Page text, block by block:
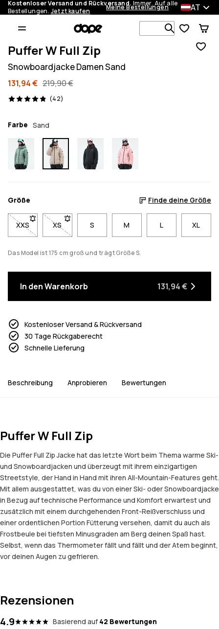
Kostenloser Versand und Rückversand. Immer. Auf alle
Bestellungen. Jetzt kaufen Meine Bestellungen AT
Puffer W Full Zip
Snowboardjacke Damen Sand
131,94 € 219,90 €
(42)
42 Reviews, 4.9/5
Farbe Sand
Größe Finde deine Größe
XXS- Größe XXS nicht verfügbar. Klicke, um benachrichtigt zu
XS- Größe XS nicht verfügbar. Klicke, um
S M L XL
Das Model ist 175 cm groß und trägt Größe S.
In den Warenkorb 131,94 €
Kostenloser Versand & Rückversand
30 Tage Rückgaberecht
Schnelle Lieferung
Beschreibung Anprobieren Bewertungen
Puffer W Full Zip
Die Puffer Full Zip Jacke hat das letzte Wort beim Thema warme Ski-
und Snowboardjacken und überzeugt mit ihrem einzigartigen
Streetstyle, der Hand in Hand mit ihren All-Mountain-Features geht.
Mit allem ausgestattet, was du von einer Ski- oder Snowboardjacke
in Bezug auf technische Performance und Komfort erwartest und
zusätzlich mit einem durchgehenden Front-Reißverschluss und
einer ordentlichen Portion Fütterung versehen, damit du auch als
Frostbeule bei tiefsten Minusgraden am Berg deinen Spaß hast.
Selbst, wenn das Thermometer fällt und fällt und der Atem beginnt,
vor deinen Augen zu gefrieren.
Rezensionen
4.9 Basierend auf 42 Bewertungen